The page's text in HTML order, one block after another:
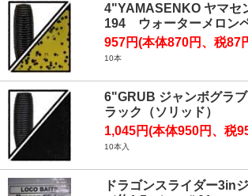
4"YAMASENKO ヤマ
194 ウォーターメロン
957円(本体870円、税87
10本
6"GRUB ジャンボグ
ラック（ソリッド）
1,045円(本体950円、税
10本入
ドラゴンスライダー3in